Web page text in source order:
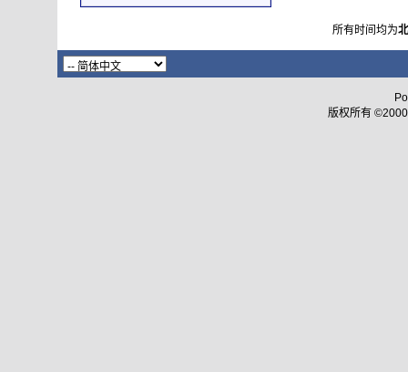
所有时间均为
版权所有